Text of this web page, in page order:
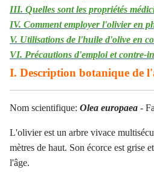
III. Quelles sont les propriétés
IV. Comment employer l'olivier en
V. Utilisations de l'huile d'olive en
VI. Précautions d'emploi et contre-
I. Description botanique de
Nom scientifique: Olea europaea -
L'olivier est un arbre vivace
mètres de haut. Son écorce est grise
l'âge.